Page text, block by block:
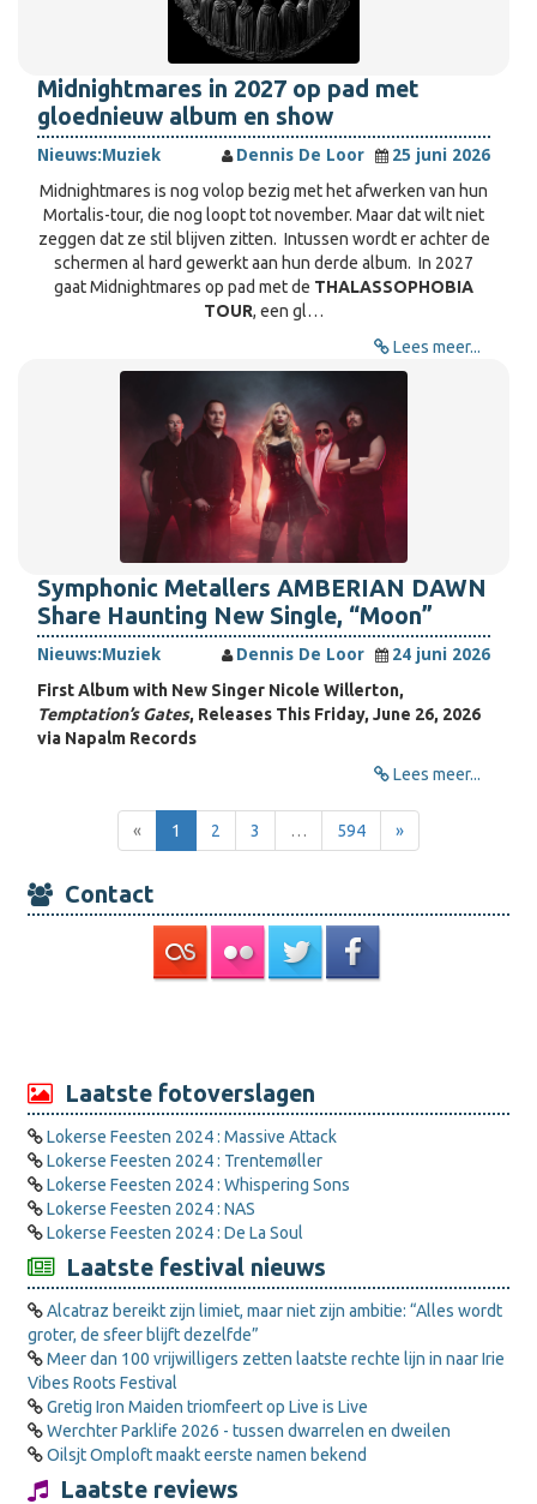
Midnightmares in 2027 op pad met
gloednieuw album en show
Nieuws:Muziek Dennis De Loor
25 juni 2026
Midnightmares is nog volop bezig met het afwerken van hun
Mortalis-tour, die nog loopt tot november. Maar dat wilt niet
zeggen dat ze stil blijven zitten. Intussen wordt er achter de
schermen al hard gewerkt aan hun derde album. In 2027
gaat Midnightmares op pad met de THALASSOPHOBIA
TOUR, een gl…
Lees meer...
Symphonic Metallers AMBERIAN DAWN
Share Haunting New Single, “Moon”
Nieuws:Muziek Dennis De Loor
24 juni 2026
First Album with New Singer Nicole Willerton,
Temptation’s Gates, Releases This Friday, June 26, 2026
via Napalm Records
Lees meer...
« 1 2 3 … 594 »
Contact
Laatste fotoverslagen
Lokerse Feesten 2024 : Massive Attack
Lokerse Feesten 2024 : Trentemøller
Lokerse Feesten 2024 : Whispering Sons
Lokerse Feesten 2024 : NAS
Lokerse Feesten 2024 : De La Soul
Laatste festival nieuws
Alcatraz bereikt zijn limiet, maar niet zijn ambitie: “Alles wordt
groter, de sfeer blijft dezelfde”
Meer dan 100 vrijwilligers zetten laatste rechte lijn in naar Irie
Vibes Roots Festival
Gretig Iron Maiden triomfeert op Live is Live
Werchter Parklife 2026 - tussen dwarrelen en dweilen
Oilsjt Omploft maakt eerste namen bekend
Laatste reviews